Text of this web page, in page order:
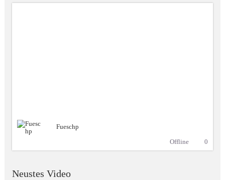
Fueschp
Offline
0
Neustes Video